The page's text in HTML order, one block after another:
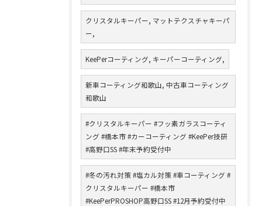
クリスタルキーパー, マットテクスチャキーパ
ー,
KeePerコーティング, キーパーコーティング,
新車コーティング和歌山, 中古車コーティング
和歌山
#クリスタルキーパー #フッ素ガラスコーティ
ング #橋本市 #カーコーティング #KeePer技研
#高野口SS #年末予約受付中
#冬の汚れ対策 #塩カル対策 #車コーティング #
クリスタルキーパー #橋本市
#KeePerPROSHOP高野口SS #12月予約受付中